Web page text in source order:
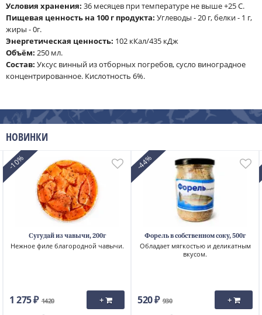
Условия хранения: 36 месяцев при температуре не выше +25 С.
Пищевая ценность на 100 г продукта: Углеводы - 20 г, белки - 1 г,
жиры - 0г.
Энергетическая ценность: 102 кКал/435 кДж
Объём: 250 мл.
Cостав: Уксус винный из отборных погребов, сусло виноградное
концентрированное. Кислотность 6%.
НОВИНКИ
-10%
Сугудай из чавычи, 200г
Нежное филе благородной чавычи.
1 275 ₽ 1420 +
-44%
Форель в собственном соку, 500г
Обладает мягкостью и деликатным
вкусом.
520 ₽ 930 +